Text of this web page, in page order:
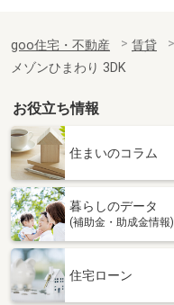
goo住宅・不動産 賃貸
メゾンひまわり 3DK
お役立ち情報
住まいのコラム
暮らしのデータ
(補助金・助成金情報)
住宅ローン